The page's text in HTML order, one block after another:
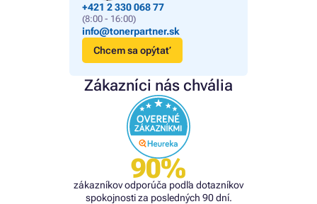
+421 2 330 068 77
(8:00 - 16:00)
info@tonerpartner.sk
Chcem sa opýtať
Zákazníci nás chvália
90%
zákazníkov odporúča podľa dotazníkov
spokojnosti za posledných 90 dní.